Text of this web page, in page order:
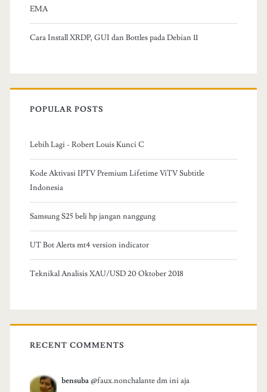
EMA
Cara Install XRDP, GUI dan Bottles pada Debian 11
POPULAR POSTS
Lebih Lagi - Robert Louis Kunci C
Kode Aktivasi IPTV Premium Lifetime ViTV Subtitle
Indonesia
Samsung S25 beli hp jangan nanggung
UT Bot Alerts mt4 version indicator
Teknikal Analisis XAU/USD 20 Oktober 2018
RECENT COMMENTS
bensuba @faux.nonchalante dm ini aja